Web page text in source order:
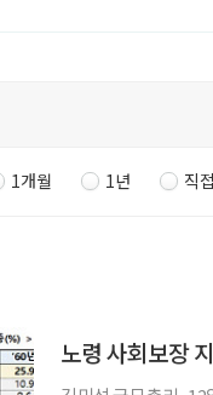
1개월 1년 직
노령 사회보장